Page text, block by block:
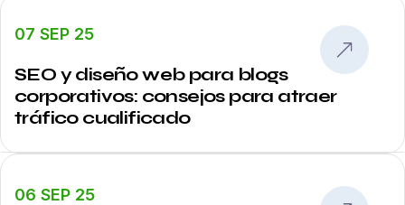
07 SEP 25
SEO y diseño web para blogs
corporativos: consejos para atraer
tráfico cualificado
06 SEP 25